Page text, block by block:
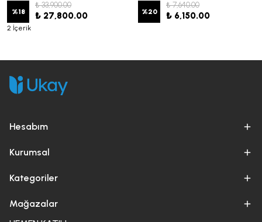
%18
₺ 33,900.00
₺ 27,800.00
2 İçerik
%20
₺ 7,640.00
₺ 6,150.00
Hesabım
Kurumsal
Kategoriler
Mağazalar